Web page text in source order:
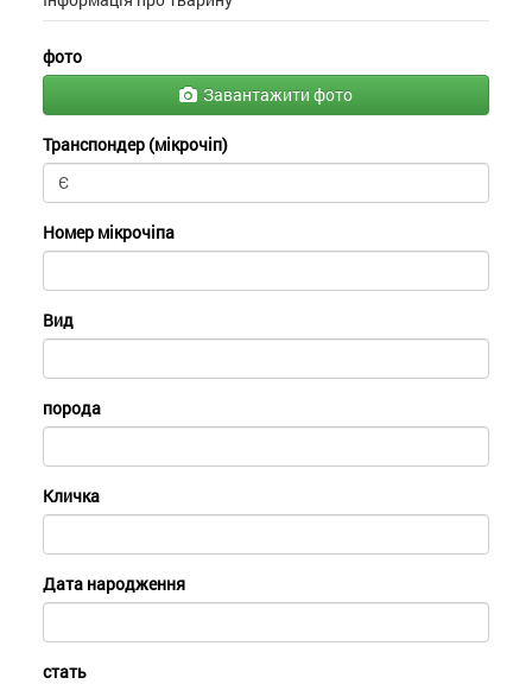
фото
Завантажити фото
Транспондер (мікрочіп)
Номер мікрочіпа
Вид
порода
Кличка
Дата народження
стать